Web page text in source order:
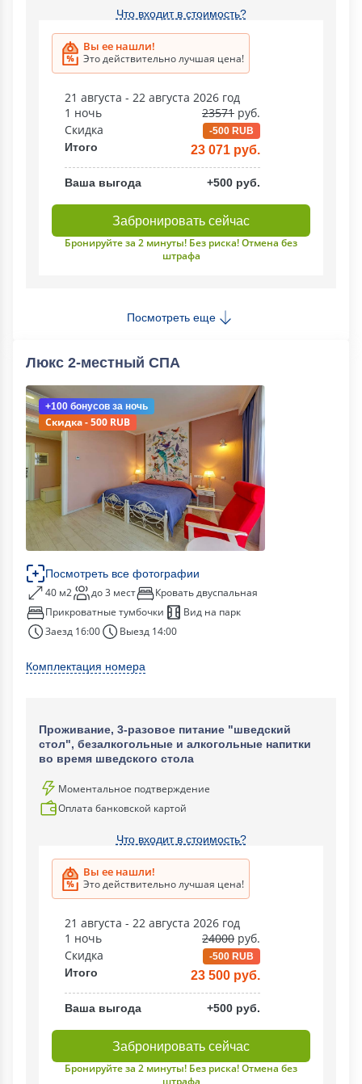
Что входит в стоимость?
Вы ее нашли!
Это действительно лучшая цена!
21 августа - 22 августа 2026 год
1 ночь
23571 руб.
Скидка
-500 RUB
Итого 23 071 руб.
Ваша выгода +500 руб.
Забронировать сейчас
Бронируйте за 2 минуты! Без риска! Отмена без
штрафа
Посмотреть еще
Люкс 2-местный СПА
+100 бонусов за ночь
Скидка - 500 RUB
Посмотреть все фотографии
40 м2 до 3 мест
Кровать двуспальная
Прикроватные тумбочки
Вид на парк
Заезд 16:00
Выезд 14:00
Комплектация номера
Проживание, 3-разовое питание "шведский
стол", безалкогольные и алкогольные напитки
во время шведского стола
Моментальное подтверждение
Оплата банковской картой
Что входит в стоимость?
Вы ее нашли!
Это действительно лучшая цена!
21 августа - 22 августа 2026 год
1 ночь
24000 руб.
Скидка
-500 RUB
Итого 23 500 руб.
Ваша выгода +500 руб.
Забронировать сейчас
Бронируйте за 2 минуты! Без риска! Отмена без
штрафа